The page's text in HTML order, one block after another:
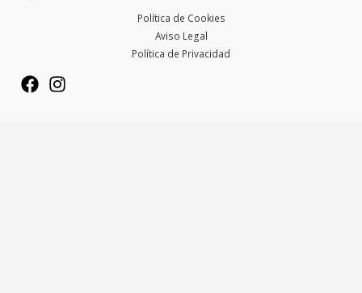
Política de Cookies
Aviso Legal
Política de Privacidad